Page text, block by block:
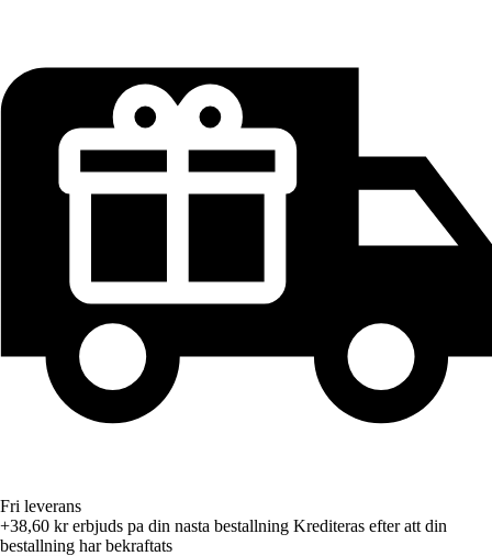
Fri leverans
+38,60 krerbjuds pa din nasta bestallning Krediteras efter att din
bestallning har bekraftats